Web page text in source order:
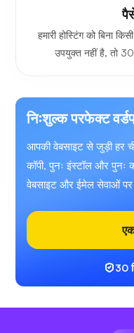
हमारी होस्टिंग को बिना
उपयुक्त नहीं है, तो 30
निःशुल्क परफेक्ट
आपकी वेबसाइट से जुड़ी हर
कॉपी, पुनः इंस्टॉल और पुनः
वेबसाइट और ईमेल सेवाओं पर
30